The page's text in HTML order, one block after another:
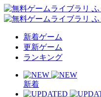
新着ゲーム
更新ゲーム
ランキング
新着